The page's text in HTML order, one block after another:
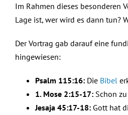
Im Rahmen dieses besonderen
Lage ist, wer wird es dann tun?
Der Vortrag gab darauf eine
hingewiesen:
Psalm 115:16: Die Bibel
1. Mose 2:15-17: Schon
Jesaja 45:17-18: Gott hat